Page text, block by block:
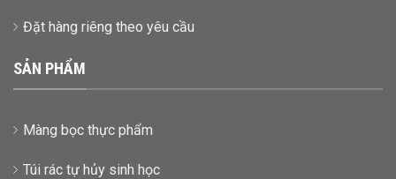
Đặt hàng riêng theo yêu cầu
SẢN PHẨM
Màng bọc thực phẩm
Túi rác tự hủy sinh học